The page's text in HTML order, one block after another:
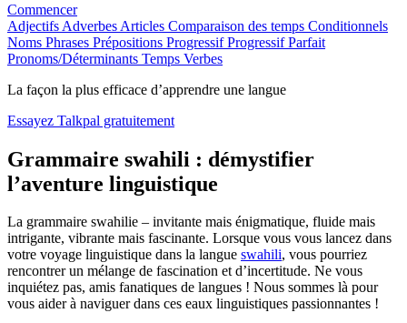
Commencer
Adjectifs Adverbes Articles Comparaison des temps Conditionnels
Noms Phrases Prépositions ProgressifProgressif Parfait
Pronoms/Déterminants Temps Verbes
La façon la plus efficace d’apprendre une langue
Essayez Talkpal gratuitement
Grammaire swahili : démystifier
l’aventure linguistique
La grammaire swahilie – invitante mais énigmatique, fluide mais
intrigante, vibrante mais fascinante. Lorsque vous vous lancez dans
votre voyage linguistique dans la langue swahili, vous pourriez
rencontrer un mélange de fascination et d’incertitude. Ne vous
inquiétez pas, amis fanatiques de langues ! Nous sommes là pour
vous aider à naviguer dans ces eaux linguistiques passionnantes !